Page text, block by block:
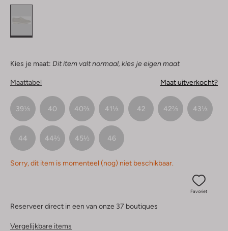
Kies je maat: Dit item valt normaal, kies je eigen maat
Maattabel Maat uitverkocht?
39⅓ 40 40⅔ 41⅓ 42 42⅔ 43⅓
44 44⅔ 45⅓ 46
Sorry, dit item is momenteel (nog) niet beschikbaar.
Favoriet
Reserveer direct in een van onze 37 boutiques
Vergelijkbare items